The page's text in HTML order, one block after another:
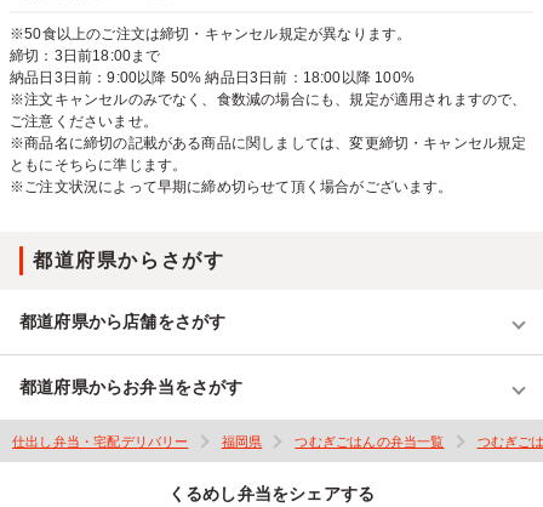
※50食以上のご注文は締切・キャンセル規定が異なります。
締切：3日前18:00まで
納品日3日前：9:00以降 50% 納品日3日前：18:00以降 100%
※注文キャンセルのみでなく、食数減の場合にも、規定が適用されますので、
ご注意くださいませ。
※商品名に締切の記載がある商品に関しましては、変更締切・キャンセル規定
ともにそちらに準じます。
※ご注文状況によって早期に締め切らせて頂く場合がございます。
都道府県からさがす
都道府県から店舗をさがす
都道府県からお弁当をさがす
仕出し弁当・宅配デリバリー 福岡県 つむぎごはんの弁当一覧 つむぎご
くるめし弁当をシェアする